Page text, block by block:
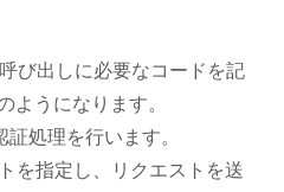
び出しに必要なコードを記
ようになります。
処理を行います。
を指定し、リクエストを送